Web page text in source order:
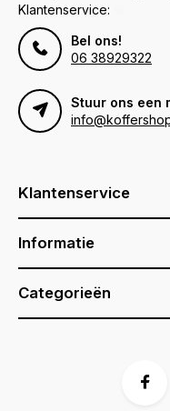
Klantenservice:
Bel ons!
06 38929322
Stuur ons een
Klantenservice
Informatie
Categorieën